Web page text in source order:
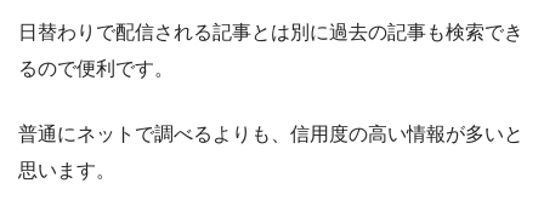
日替わりで配信される記事とは別に過去の記事も検索でき
るので便利です。
普通にネットで調べるよりも、信用度の高い情報が多いと
思います。